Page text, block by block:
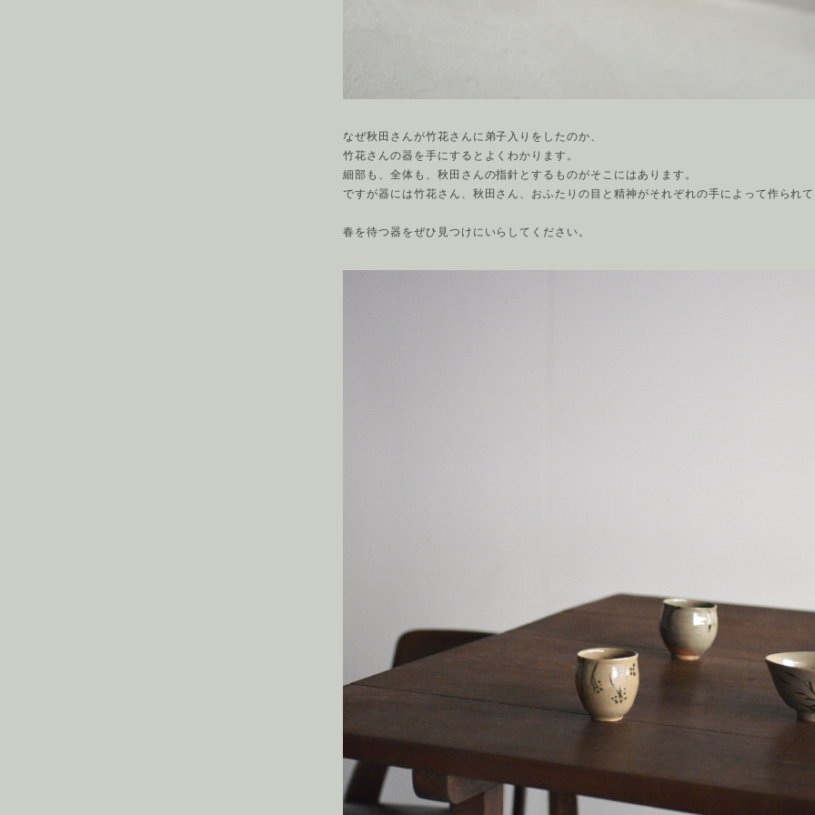
なぜ秋田さんが竹花さんに弟子入りをしたのか、
竹花さんの器を手にするとよくわかります。
細部も、全体も、秋田さんの指針とするものがそこにはあります。
ですが器には竹花さん、秋田さん、おふたりの目と精神がそれぞれの手によって作られ
春を待つ器をぜひ見つけにいらしてください。